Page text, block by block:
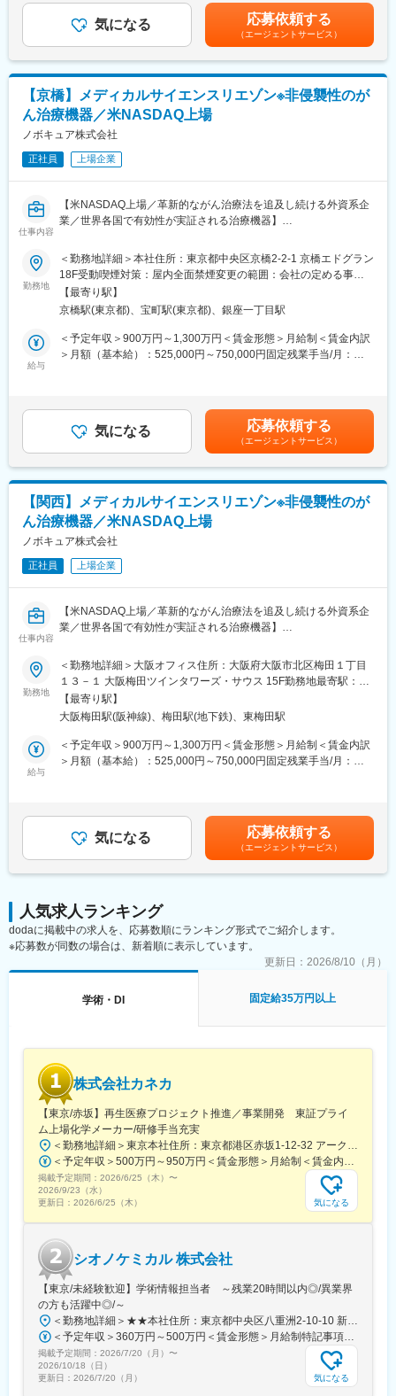
■グループ会社（医療系出版社）の創刊数も業界1位：
グループ会社であるメディカルレビュー社は業界内でトップの自
数の多さを支えています。
変更の範囲：会社の定める業務
・KOLの思考理解、医師のニーズに沿った戦略の立案
・医師とのコミュニケーション、ディスカッション
・担当製品に関する疾患知識
などを中心に学習します。
■募集の背景：同社本国アメリカでは既にCSOのMSL事業が進ん
でおり、研修体制も含めノウハウがございます。今後日本でも
MSLの需要が高まってきている中、今回の採用が始まりました。
■同社の特徴：同社は製薬／バイオ／医療機器等のヘルスケア業界
人の従業員が一丸となって、様々なプロダクトを持つヘルスケア
企業に対して、研究・臨床開発、営業・マーケティング、ブラン
イクルに必要なベスト・イン・クラスのサービスを「ワンストッ
プ」で提供しています。550社以上の顧客と取引の実績があり、
製薬、バイオ、ライフサイエンスなど様々なプロダクトを持つ顧
客に、各領域において深い専門知識を有するスタッフが知識や経
験をもって課題解決に取り組んでいます。
変更の範囲：会社の定める業務
であり、選考を通じて上下する可能性があります。月給(月額)は固
定手当を含めた表記です。
気になる 応募依頼する
（エージェントサービス）
【京橋】メディカルサイエンスリエゾン※非侵襲性のが
ん治療機器／米NASDAQ上場
ノボキュア株式会社
正社員 上場企業
仕事内容
【米NASDAQ上場／革新的ながん治療法を追及し続ける外資系企
業／世界各国で有効性が実証される治療機器】
■求人概要：
ノボキュアはがん治療に資するTTフィールド（腫瘍治療電場）療
法の製品を開発製造している医療機器メーカーです。当社製品と
臨床研究に関する医学的、化学的データを医療従事者に提供す
る、MSLとしての業務をお任せいたします。
＜具体的な業務内容＞
ノボキュアの販売製品および研究製品に関連する以下のような活
・治療領域およびノボキュア製品に関するHCPからのフィードバ
ック/洞察および競合情報提供
・指定された学会への出席と取材、アドバイザリーボードの組織
■腫瘍治療電場療法について：
腫瘍治療電場療法は、オプチューンと呼ばれる持ち運び可能な非
侵襲性の医療機器で治療を行います。外科手術と放射線治療実施
後の治療を目的とする医療機器です。同製品による治療は投薬治
療や放射線治療と異なり、全身性の副作用が少ないことが特徴
で、5年生存率10%と言われる膠芽腫に対して一定の有用性が実証
されています。
※2017年に保険収載が開始され、現在は膠芽腫（脳腫瘍）／切除
不能な進行・再発の非小細胞肺癌（NSCLC）に対して適応があり
ます。
■当社について：
当社はがん細胞に有効な周波数に設定した電場を利用する治療法
「TTフィールド（腫瘍治療電場）療法」を開発。この原理を用い
て、膠芽腫（悪性脳腫瘍の一種）治療用機器を開発し、世界各国
勤務地
＜勤務地詳細＞本社住所：東京都中央区京橋2-2-1 京橋エドグラン
18F受動喫煙対策：屋内全面禁煙変更の範囲：会社の定める事業
所【最寄り駅】
京橋駅(東京都)、宝町駅(東京都)、銀座一丁目駅
給与
＜予定年収＞900万円～1,300万円＜賃金形態＞月給制＜賃金内訳
＞月額（基本給）：525,000円～750,000円固定残業手当/月：
賞与実績:前年度実績（年間給与の10％）賃金はあくまでも目安の
金額であり、選考を通じて上下する可能性があります。月給(月額)
は固定手当を含めた表記です。
気になる 応募依頼する
（エージェントサービス）
【関西】メディカルサイエンスリエゾン※非侵襲性のが
ん治療機器／米NASDAQ上場
ノボキュア株式会社
正社員 上場企業
仕事内容
【米NASDAQ上場／革新的ながん治療法を追及し続ける外資系企
業／世界各国で有効性が実証される治療機器】
■求人概要：
ノボキュアはがん治療に資するTTフィールド（腫瘍治療電場）療
法の製品を開発製造している医療機器メーカーです。当社製品と
臨床研究に関する医学的、化学的データを医療従事者に提供す
る、MSLとしての業務をお任せいたします。
＜具体的な業務内容＞
ノボキュアの販売製品および研究製品に関連する以下のような活
・治療領域およびノボキュア製品に関するHCPからのフィードバ
ック/洞察および競合情報提供
・指定された学会への出席と取材、アドバイザリーボードの組織
腫瘍治療電場療法は、オプチューンと呼ばれる持ち運び可能な非
侵襲性の医療機器で治療を行います。外科手術と放射線治療実施
後の治療を目的とする医療機器です。同製品による治療は投薬治
療や放射線治療と異なり、全身性の副作用が少ないことが特徴
されています。
不能な進行・再発の非小細胞肺癌（NSCLC）に対して適応があり
■当社について：
当社はがん細胞に有効な周波数に設定した電場を利用する治療法
「TTフィールド（腫瘍治療電場）療法」を開発。この原理を用い
て、膠芽腫（悪性脳腫瘍の一種）治療用機器を開発し、世界各国
で販売しています。
変更の範囲：会社の定める業務
勤務地
＜勤務地詳細＞大阪オフィス住所：大阪府大阪市北区梅田１丁目
１３－１ 大阪梅田ツインタワーズ・サウス 15F勤務地最寄駅：JR
線／大阪駅受動喫煙対策：敷地内喫煙可能場所あり変更の範囲：
会社の定める事業所
【最寄り駅】
大阪梅田駅(阪神線)、梅田駅(地下鉄)、東梅田駅
給与
＜予定年収＞900万円～1,300万円＜賃金形態＞月給制＜賃金内訳
＞月額（基本給）：525,000円～750,000円固定残業手当/月：
賞与実績:前年度実績（年間給与の10％）賃金はあくまでも目安の
金額であり、選考を通じて上下する可能性があります。月給(月額)
は固定手当を含めた表記です。
気になる 応募依頼する
（エージェントサービス）
人気求人ランキング
dodaに掲載中の求人を、応募数順にランキング形式でご紹介します。
※応募数が同数の場合は、新着順に表示しています。
更新日： 2026/8/10（月）
学術・DI 固定給35万円以上
株式会社カネカ
【東京/赤坂】再生医療プロジェクト推進／事業開発 東証プライ
ム上場化学メーカー/研修手当充実
＜勤務地詳細＞東京本社住所：東京都港区赤坂1-12-32 アーク森ビル勤務地最寄駅：東京メトロ南北線／六本木一丁目駅受動喫煙対策：屋内全面禁煙変更の範囲：会社の定める事業所
＜予定年収＞500万円～950万円＜賃金形態＞月給制＜賃金内訳＞月額（基本給）：230,000円～480,000円＜月給＞230,000円～480,000円＜昇給有無＞有＜残業手当＞有＜給与補足＞※前職・経験を基に、同社規定にて決定します。賞与：7月・12月昇給：4月賃金はあくまでも目安の金額であり、選考を通じて上下する可能性があります。月給(月額)は固定手当を含めた表記です。
掲載予定期間： 2026/6/25（木） 〜
2026/9/23（水）
更新日： 2026/6/25（木） 気になる
シオノケミカル 株式会社
【東京/未経験歓迎】学術情報担当者 ～残業20時間以内◎/異業界
の方も活躍中◎/～
＜勤務地詳細＞★★本社住所：東京都中央区八重洲2-10-10 新八重洲ビル勤務地最寄駅：地下鉄銀座線／京橋駅受動喫煙対策：敷地内全面禁煙
＜予定年収＞360万円～500万円＜賃金形態＞月給制特記事項なし＜賃金内訳＞月額（基本給）：190,940円～266,690円その他固定手当/月：15,000円固定残業手当/月：48,270円～66,040円（固定残業時間30時間0分/月）超過した時間外労働の残業手当は追加支給＜月給＞254,210円～347,730円（一律手当を含む）＜昇給有無＞有＜残業手当＞有＜給与補足＞※年齢・経験・能力を考慮し、同社規定に基づいて決定します。■昇給：年1回■賞与：年2回（7月・12月）賃金はあくまでも目安の金額であり、選考を通じて上下する可能性があります。月給(月額)は固定手当を含めた表記です。
掲載予定期間： 2026/7/20（月） 〜
2026/10/18（日）
更新日： 2026/7/20（月） 気になる